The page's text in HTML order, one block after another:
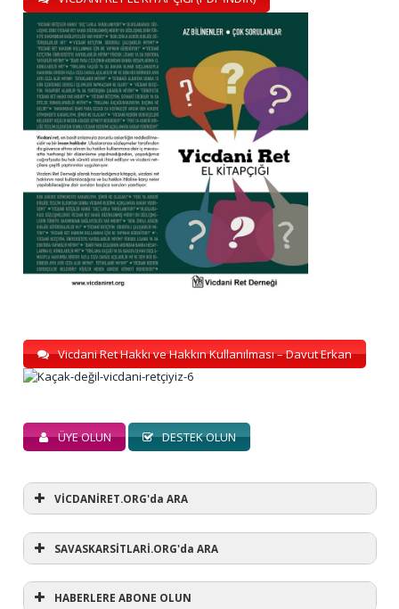
Vicdani Ret Hakkı ve Hakkın Kullanılması – Davut Erkan
ÜYE OLUN DESTEK OLUN
VİCDANİRET.ORG'da ARA
SAVASKARSİTLARİ.ORG'da ARA
HABERLERE ABONE OLUN